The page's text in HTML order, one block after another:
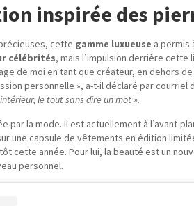
inspirée des
cette gamme luxueuse a permis
célébrités, mais l’impulsion derrière cette
de moi en tant que créateur, en dehors
personnelle », a-t-il déclaré par courriel
le tout sans dire un mot ».
par la mode. Il est actuellement à l’avant-
une capsule de vêtements en édition
cette année. Pour lui, la beauté est un
personnel.